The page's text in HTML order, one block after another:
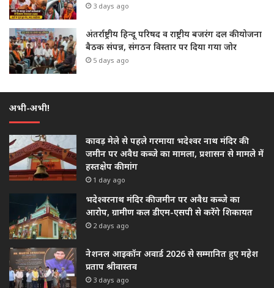
3 days ago
अंतर्राष्ट्रीय हिन्दू परिषद व राष्ट्रीय बजरंग दल की योजना
बैठक संपन्न, संगठन विस्तार पर दिया गया जोर
5 days ago
अभी-अभी!
कावड़ मेले से पहले गरमाया भदेश्वर नाथ मंदिर की
जमीन पर अवैध कब्जे का मामला, प्रशासन से मामले में
हस्तक्षेप की मांग
1 day ago
भदेश्वरनाथ मंदिर की जमीन पर अवैध कब्जे का
आरोप, ग्रामीण कल डीएम-एसपी से करेंगे शिकायत
2 days ago
नेशनल आइकॉन अवार्ड 2026 से सम्मानित हुए महेश
प्रताप श्रीवास्तव
3 days ago